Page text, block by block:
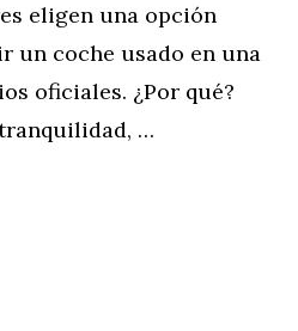
eligen una opción
un coche usado en una
oficiales. ¿Por qué?
…